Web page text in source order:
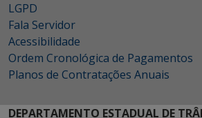
LGPD
Fala Servidor
Acessibilidade
Ordem Cronológica de Pagamentos
Planos de Contratações Anuais
DEPARTAMENTO ESTADUAL DE